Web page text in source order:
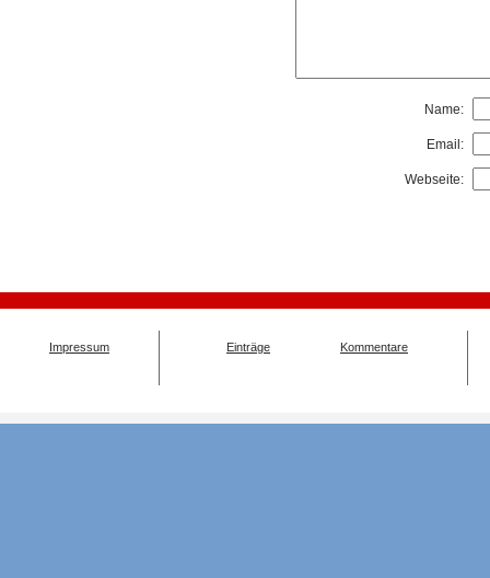
Name:
Email:
Webseite:
Impressum Einträge Kommentare